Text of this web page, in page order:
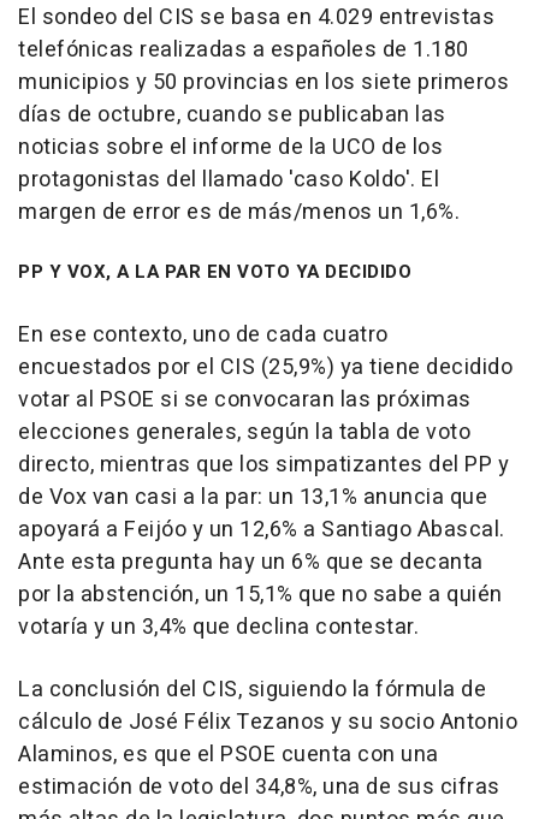
El sondeo del CIS se basa en 4.029 entrevistas
telefónicas realizadas a españoles de 1.180
municipios y 50 provincias en los siete primeros
días de octubre, cuando se publicaban las
noticias sobre el informe de la UCO de los
protagonistas del llamado 'caso Koldo'. El
margen de error es de más/menos un 1,6%.
PP Y VOX, A LA PAR EN VOTO YA DECIDIDO
En ese contexto, uno de cada cuatro
encuestados por el CIS (25,9%) ya tiene decidido
votar al PSOE si se convocaran las próximas
elecciones generales, según la tabla de voto
directo, mientras que los simpatizantes del PP y
de Vox van casi a la par: un 13,1% anuncia que
apoyará a Feijóo y un 12,6% a Santiago Abascal.
Ante esta pregunta hay un 6% que se decanta
por la abstención, un 15,1% que no sabe a quién
votaría y un 3,4% que declina contestar.
La conclusión del CIS, siguiendo la fórmula de
cálculo de José Félix Tezanos y su socio Antonio
Alaminos, es que el PSOE cuenta con una
estimación de voto del 34,8%, una de sus cifras